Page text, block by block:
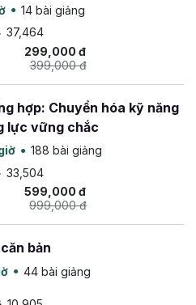
14 bài giảng
37,464
299,000 đ
399,000 đ
hợp: Chuyển hóa kỹ năng
lực vững chắc
188 bài giảng
33,504
599,000 đ
999,000 đ
bản
44 bài giảng